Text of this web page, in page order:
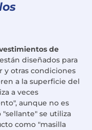
de
diseñados para
y otras condiciones
a la superficie del
a veces
aunque no es
se utiliza
como "masilla